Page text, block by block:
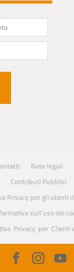
Note legali
Contributi Pubblici
Privacy per gli utenti
sull’uso dei
Privacy per Clienti